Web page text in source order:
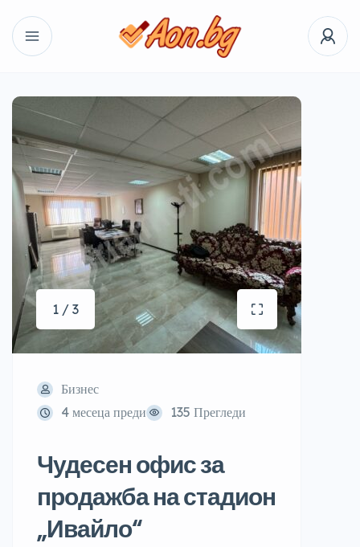
1 / 3
Бизнес
4 месеца преди
135 Прегледи
Чудесен офис за
продажба на стадион
„Ивайло“